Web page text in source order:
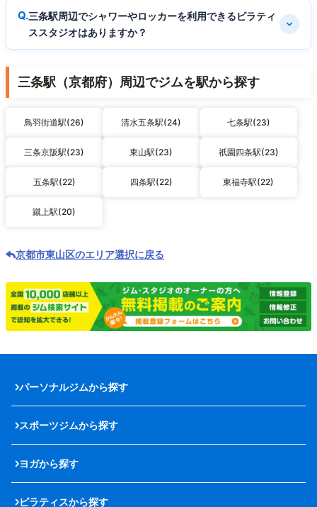
三条駅周辺でシャワーやロッカーを利用できるピラティ
ススタジオはありますか？
三条駅（京都府）周辺でジムを駅から探す
鳥羽街道駅(26) 清水五条駅(24) 七条駅(23)
三条京阪駅(23) 東山駅(23) 祇園四条駅(23)
五条駅(22) 四条駅(22) 東福寺駅(22)
蹴上駅(20)
京都市東山区のエリア選択に戻る
パーソナルジムから探す
スポーツジムから探す
ヨガから探す
ピラティスから探す